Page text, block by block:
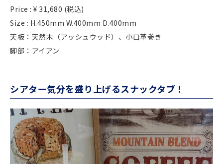
Price : ¥ 31,680 (税込)
Size : H.450mm W.400mm D.400mm
天板：天然木（アッシュウッド）、小口革巻き
脚部：アイアン
シアター気分を盛り上げるスナックタブ！